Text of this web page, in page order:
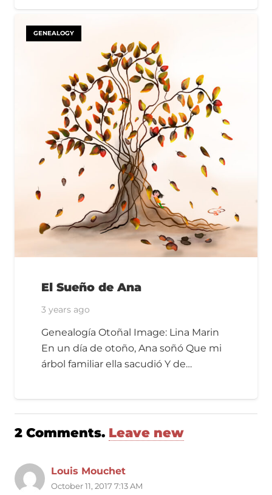
GENEALOGY
El Sueño de Ana
3 years ago
Genealogía Otoñal Image: Lina Marin
En un día de otoño, Ana soñó Que mi
árbol familiar ella sacudió Y de…
2 Comments. Leave new
Louis Mouchet
October 11, 2017 7:13 AM